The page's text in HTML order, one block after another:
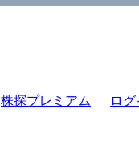
株探プレミアム ロ